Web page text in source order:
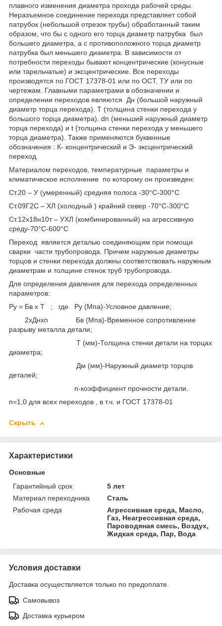
плавного изменения диаметра прохода рабочей среды.
Неразъемное соединение перехода представляет собой
патрубок (небольшой отрезок трубы) обработанный таким
образом, что бы с одного его торца диаметр патрубка был
большего диаметра, а с противоположного торца диаметр
патрубка был меньшего диаметра. В зависимости от
потребности переходы бывают концентрические (конусные
или тарельчатые) и эксцентрические. Все переходы
производятся по ГОСТ 17378-01 или по ОСТ, ТУ или по
чертежам. Главными параметрами в обозначении и
определении переходов являются Дн (большой наружный
диаметр торца перехода). Т (толщина стенки перехода у
большого торца диаметра). dn (меньший наружный диаметр
торца перехода) и t (толщина стенки перехода у меньшего
торца диаметра). Также применяются буквенные
обозначения : К- концентрический и Э- эксцентрический
переход.
Материалом переходов, температурные параметры и
климатическое исполнение по которому он произведен:
Ст.20 – У (умеренный) средняя полоса -30°С-300°С
Ст.09Г2С – ХЛ (холодный ) крайний север -70°С-300°С
Ст.12x18н10т – УХЛ (комбинированный) на агрессивную
среду-70°С-600°С
Переход является деталью соединяющим при помощи
сварки части трубопровода. Причем наружные диаметры
торцов и стенки перехода должны соответствовать наружным
диаметрам и толщине стенок труб трубопровода.
Для определения давления для перехода определенных
параметров:
Ру = Бв x Т ; где Ру (Мпа)-Условное давление;
2xДнxn Бв (Мпа)-Временное сопротивление
разрыву металла детали;
Т (мм)-Толщина стенки детали на торцах
диаметра;
Дм (мм)-Наружный диаметр торцов
деталей;
n-коэффициент прочности детали.
n=1,0 для всех переходов , в т.ч. и ГОСТ 17378-01
Скрыть
Характеристики
Основные
Гарантийный срок
5 лет
Материал переходника
Сталь
Рабочая среда
Агрессивная среда, Масло,
Газ, Неагрессивная среда,
Пароводяная смесь, Воздух,
Жидкая среда, Пар, Вода
Условия доставки
Доставка осуществляется только по предоплате.
Самовывоз
Доставка курьером